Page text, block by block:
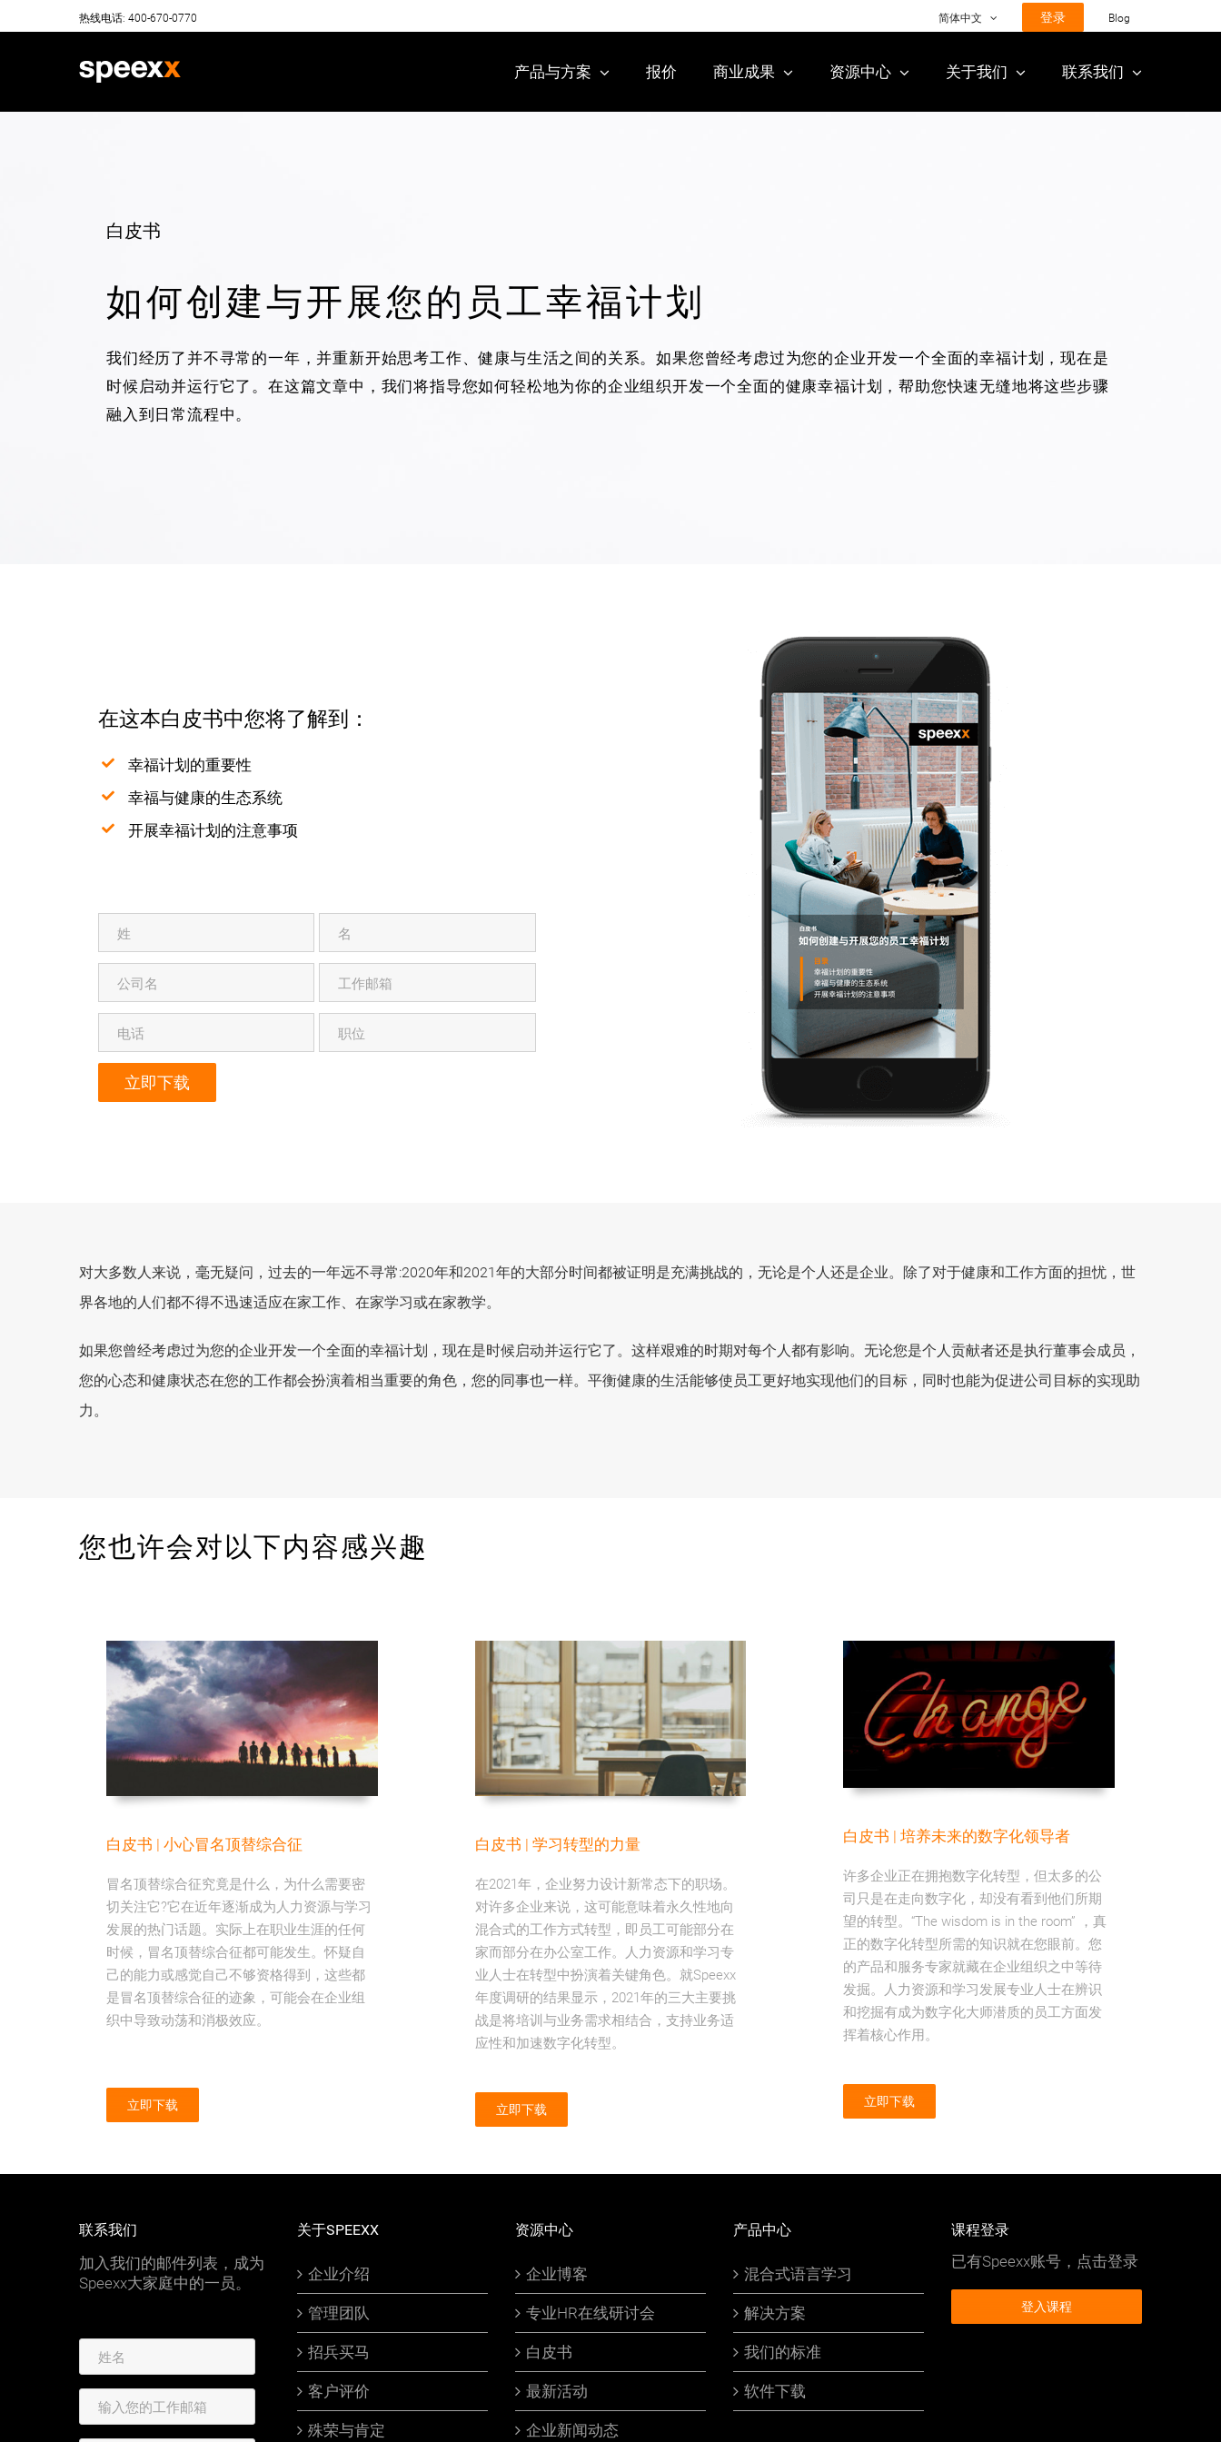
to
热线电话: 400-670-0770 简体中文 登录 Blog
产品与方案 报价 商业成果 资源中心 关于我们 联系我们
白皮书
如何创建与开展您的员工幸福计划
我们经历了并不寻常的一年，并重新开始思考工作、健康与生活之间的关系。如果您曾经考虑过为您的企业开发一个全面的幸福计划，现在是
时候启动并运行它了。在这篇文章中，我们将指导您如何轻松地为你的企业组织开发一个全面的健康幸福计划，帮助您快速无缝地将这些步骤
融入到日常流程中。
在这本白皮书中您将了解到：
幸福计划的重要性
幸福与健康的生态系统
开展幸福计划的注意事项
立即下载
对大多数人来说，毫无疑问，过去的一年远不寻常:2020年和2021年的大部分时间都被证明是充满挑战的，无论是个人还是企业。除了对于健康和工作方面的担忧，世
界各地的人们都不得不迅速适应在家工作、在家学习或在家教学。
如果您曾经考虑过为您的企业开发一个全面的幸福计划，现在是时候启动并运行它了。这样艰难的时期对每个人都有影响。无论您是个人贡献者还是执行董事会成员，
您的心态和健康状态在您的工作都会扮演着相当重要的角色，您的同事也一样。平衡健康的生活能够使员工更好地实现他们的目标，同时也能为促进公司目标的实现助
力。
您也许会对以下内容感兴趣
白皮书 | 小心冒名顶替综合征
冒名顶替综合征究竟是什么，为什么需要密
切关注它?它在近年逐渐成为人力资源与学习
发展的热门话题。实际上在职业生涯的任何
时候，冒名顶替综合征都可能发生。怀疑自
己的能力或感觉自己不够资格得到，这些都
是冒名顶替综合征的迹象，可能会在企业组
织中导致动荡和消极效应。
立即下载
白皮书 | 学习转型的力量
在2021年，企业努力设计新常态下的职场。
对许多企业来说，这可能意味着永久性地向
混合式的工作方式转型，即员工可能部分在
家而部分在办公室工作。人力资源和学习专
业人士在转型中扮演着关键角色。就Speexx
年度调研的结果显示，2021年的三大主要挑
战是将培训与业务需求相结合，支持业务适
应性和加速数字化转型。
立即下载
白皮书 | 培养未来的数字化领导者
许多企业正在拥抱数字化转型，但太多的公
司只是在走向数字化，却没有看到他们所期
望的转型。“The wisdom is in the room” ，真
正的数字化转型所需的知识就在您眼前。您
的产品和服务专家就藏在企业组织之中等待
发掘。人力资源和学习发展专业人士在辨识
和挖掘有成为数字化大师潜质的员工方面发
挥着核心作用。
立即下载
联系我们
加入我们的邮件列表，成为
Speexx大家庭中的一员。
关于SPEEXX
企业介绍
管理团队
招兵买马
客户评价
殊荣与肯定
资源中心
企业博客
专业HR在线研讨会
白皮书
最新活动
企业新闻动态
产品中心
混合式语言学习
解决方案
我们的标准
软件下载
课程登录
已有Speexx账号，点击登录
登入课程